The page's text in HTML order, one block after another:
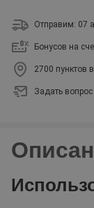
Отправим: 07
Бонусов на
2700 пунктов
Задать вопрос